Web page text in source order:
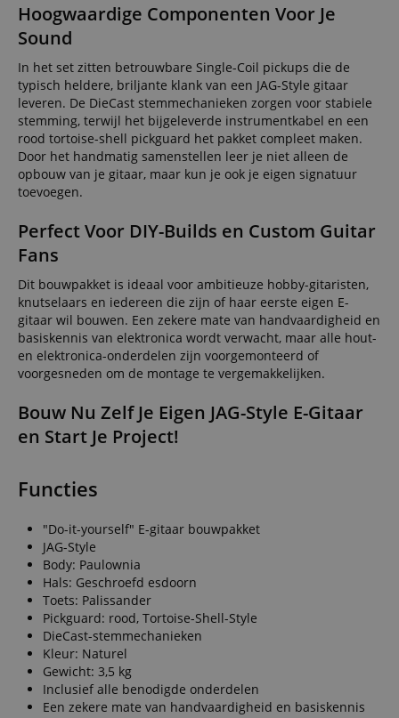
Hoogwaardige Componenten Voor Je
Sound
In het set zitten betrouwbare Single-Coil pickups die de
typisch heldere, briljante klank van een JAG-Style gitaar
leveren. De DieCast stemmechanieken zorgen voor stabiele
stemming, terwijl het bijgeleverde instrumentkabel en een
rood tortoise-shell pickguard het pakket compleet maken.
Door het handmatig samenstellen leer je niet alleen de
opbouw van je gitaar, maar kun je ook je eigen signatuur
toevoegen.
Perfect Voor DIY-Builds en Custom Guitar
Fans
Dit bouwpakket is ideaal voor ambitieuze hobby-gitaristen,
knutselaars en iedereen die zijn of haar eerste eigen E-
gitaar wil bouwen. Een zekere mate van handvaardigheid en
basiskennis van elektronica wordt verwacht, maar alle hout-
en elektronica-onderdelen zijn voorgemonteerd of
voorgesneden om de montage te vergemakkelijken.
Bouw Nu Zelf Je Eigen JAG-Style E-Gitaar
en Start Je Project!
Functies
"Do-it-yourself" E-gitaar bouwpakket
JAG-Style
Body: Paulownia
Hals: Geschroefd esdoorn
Toets: Palissander
Pickguard: rood, Tortoise-Shell-Style
DieCast-stemmechanieken
Kleur: Naturel
Gewicht: 3,5 kg
Inclusief alle benodigde onderdelen
Een zekere mate van handvaardigheid en basiskennis